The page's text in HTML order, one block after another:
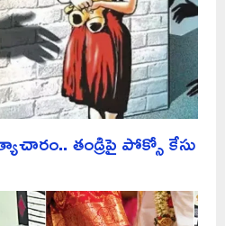
తండ్రిపై పోక్సో కేసు